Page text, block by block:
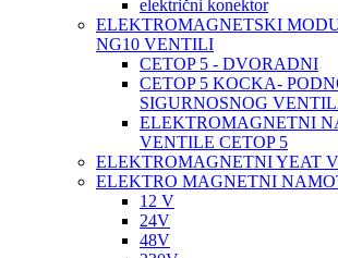
električni konektor
ELEKTROMAGNETSKI
NG10 VENTILI
CETOP 5 - DVORADNI
CETOP 5 KOCKA-
SIGURNOSNOG
ELEKTROMAGNETNI
VENTILE CETOP 5
ELEKTROMAGNETNI YEAT
ELEKTRO MAGNETNI
12 V
24V
48V